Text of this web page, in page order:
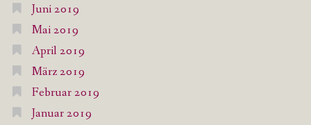
Juni 2019
Mai 2019
April 2019
März 2019
Februar 2019
Januar 2019